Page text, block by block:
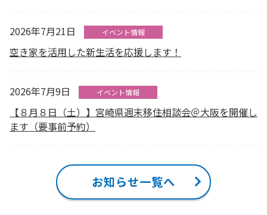
2026年7月21日 イベント情報
空き家を活用した新生活を応援します！
2026年7月9日 イベント情報
【８月８日（土）】宮崎県週末移住相談会＠大阪を開催し
ます（要事前予約）
お知らせ一覧へ